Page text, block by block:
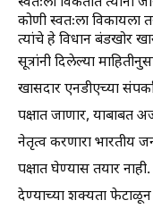
कोणी स्वतःला विकायला
त्यांचे हे विधान बंडखोर
सूत्रांनी दिलेल्या
खासदार एनडीएच्या
पक्षात जाणार, याबाबत
नेतृत्व करणारा भारतीय
पक्षात घेण्यास तयार
देण्याच्या शक्यता